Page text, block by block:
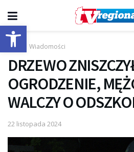
Otwórz pasek narzędzi
Start Wiadomości
DRZEWO
OGRODZENIE,
WALCZY O
22 listopada 2024